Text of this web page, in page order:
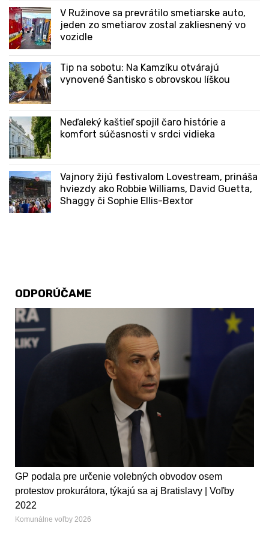
V Ružinove sa prevrátilo smetiarske auto,
jeden zo smetiarov zostal zakliesnený vo
vozidle
Tip na sobotu: Na Kamzíku otvárajú
vynovené Šantisko s obrovskou líškou
Neďaleký kaštieľ spojil čaro histórie a
komfort súčasnosti v srdci vidieka
Vajnory žijú festivalom Lovestream, prináša
hviezdy ako Robbie Williams, David Guetta,
Shaggy či Sophie Ellis-Bextor
ODPORÚČAME
GP podala pre určenie volebných obvodov osem
protestov prokurátora, týkajú sa aj Bratislavy | Voľby
2022
Komunálne voľby 2026